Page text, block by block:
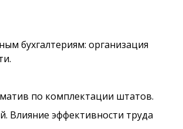
бухгалтериям: организация
по комплектации штатов.
Влияние эффективности труда